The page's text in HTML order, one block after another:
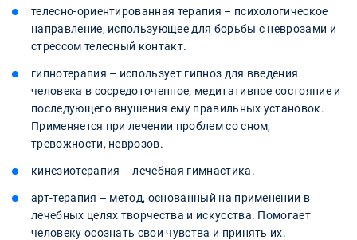
телесно-ориентированная терапия – психологическое
направление, использующее для борьбы с неврозами и
стрессом телесный контакт.
гипнотерапия – использует гипноз для введения
человека в сосредоточенное, медитативное состояние и
последующего внушения ему правильных установок.
Применяется при лечении проблем со сном,
тревожности, неврозов.
кинезиотерапия – лечебная гимнастика.
арт-терапия – метод, основанный на применении в
лечебных целях творчества и искусства. Помогает
человеку осознать свои чувства и принять их.